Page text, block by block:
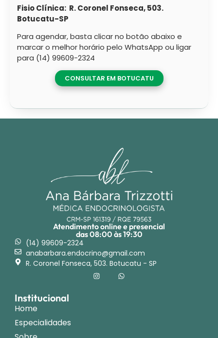
Fisio Clínica: R. Coronel Fonseca, 503.
Botucatu-SP
Para agendar, basta clicar no botão abaixo e
marcar o melhor horário pelo WhatsApp ou ligar
para (14) 99609-2324
CONSULTAR EM BOTUCATU
Atendimento online e presencial
das 08:00 às 19:30
(14) 99609-2324
anabarbara.endocrino@gmail.com
R. Coronel Fonseca, 503. Botucatu - SP
Institucional
Home
Especialidades